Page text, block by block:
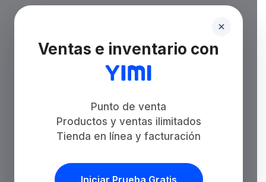
Ventas e inventario con
Punto de venta
Productos y ventas ilimitados
Tienda en línea y facturación
Iniciar Prueba Gratis